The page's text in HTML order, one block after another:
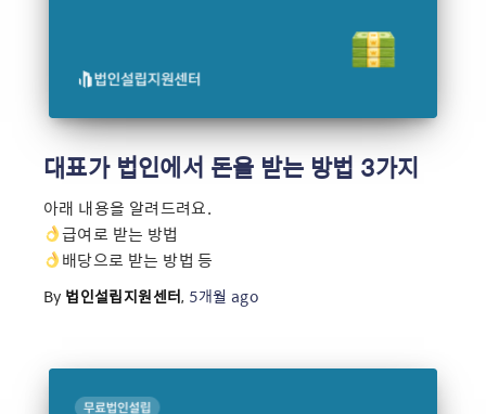
대표가 법인에서 돈을 받는 방법 3가지
아래 내용을 알려드려요.
급여로 받는 방법
배당으로 받는 방법 등
By 법인설립지원센터, 5개월 ago